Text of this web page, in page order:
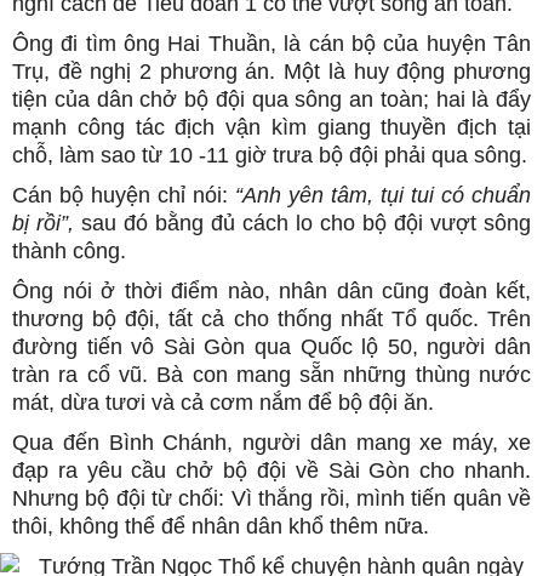
Ông đi tìm ông Hai Thuần, là cán bộ của huyện Tân
Trụ, đề nghị 2 phương án. Một là huy động phương
tiện của dân chở bộ đội qua sông an toàn; hai là đẩy
mạnh công tác địch vận kìm giang thuyền địch tại
chỗ, làm sao từ 10 -11 giờ trưa bộ đội phải qua sông.
Cán bộ huyện chỉ nói: “Anh yên tâm, tụi tui có chuẩn
bị rồi”, sau đó bằng đủ cách lo cho bộ đội vượt sông
thành công.
Ông nói ở thời điểm nào, nhân dân cũng đoàn kết,
thương bộ đội, tất cả cho thống nhất Tổ quốc. Trên
đường tiến vô Sài Gòn qua Quốc lộ 50, người dân
tràn ra cổ vũ. Bà con mang sẵn những thùng nước
mát, dừa tươi và cả cơm nắm để bộ đội ăn.
Qua đến Bình Chánh, người dân mang xe máy, xe
đạp ra yêu cầu chở bộ đội về Sài Gòn cho nhanh.
Nhưng bộ đội từ chối: Vì thắng rồi, mình tiến quân về
thôi, không thể để nhân dân khổ thêm nữa.